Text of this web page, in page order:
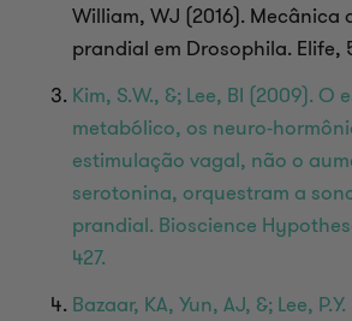
William, WJ (2016). Mecânica
prandial em Drosophila. Elife,
Kim, S.W., &; Lee, BI (2009). O
metabólico, os neuro-
estimulação vagal, não o
serotonina, orquestram a
prandial. Bioscience
427.
Bazaar, KA, Yun, AJ, &; Lee,